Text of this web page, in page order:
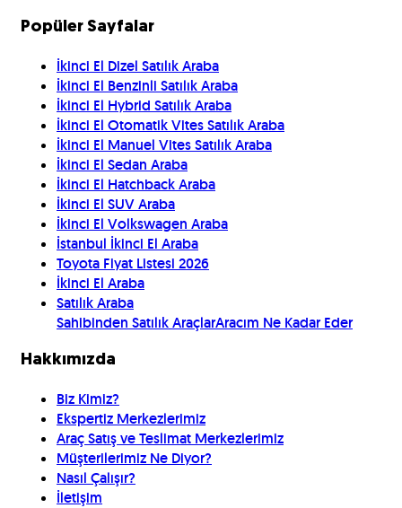
Popüler Sayfalar
İkinci El Dizel Satılık Araba
İkinci El Benzinli Satılık Araba
İkinci El Hybrid Satılık Araba
İkinci El Otomatik Vites Satılık Araba
İkinci El Manuel Vites Satılık Araba
İkinci El Sedan Araba
İkinci El Hatchback Araba
İkinci El SUV Araba
İkinci El Volkswagen Araba
İstanbul İkinci El Araba
Toyota Fiyat Listesi 2026
İkinci El Araba
Satılık Araba
Sahibinden Satılık AraçlarAracım Ne Kadar Eder
Hakkımızda
Biz Kimiz?
Ekspertiz Merkezlerimiz
Araç Satış ve Teslimat Merkezlerimiz
Müşterilerimiz Ne Diyor?
Nasıl Çalışır?
İletişim